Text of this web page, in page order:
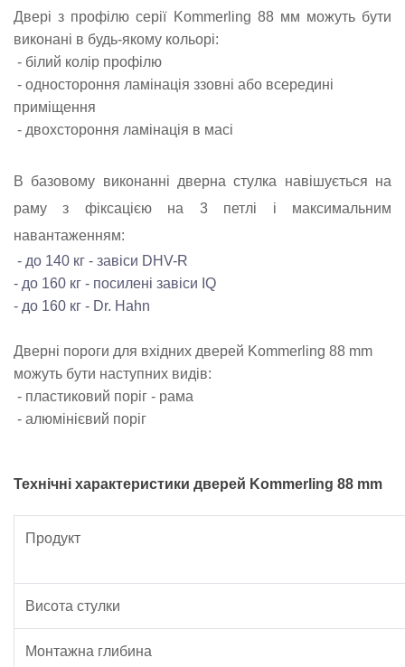
Двері з профілю серії Kommerling 88 мм можуть бути
виконані в будь-якому кольорі:
- білий колір профілю
- одностороння ламінація ззовні або всередині
приміщення
- двохстороння ламінація в масі
В базовому виконанні дверна стулка навішується на
раму з фіксацією на 3 петлі і максимальним
навантаженням:
- до 140 кг - завіси DHV-R
- до 160 кг - посилені завіси IQ
- до 160 кг - Dr. Hahn
Дверні пороги для вхідних дверей Kommerling 88 mm
можуть бути наступних видів:
- пластиковий поріг - рама
- алюмінієвий поріг
Технічні характеристики дверей Kommerling 88 mm
Продукт
Висота стулки
Монтажна глибина